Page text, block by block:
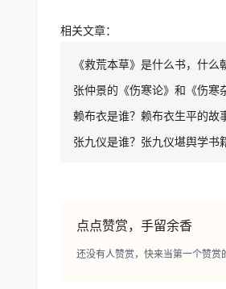
相关文章：
《救荒本草》是什么书，什么
张仲景的《伤寒论》和《伤寒
赖布衣是谁？赖布衣生平的故
张九仪是谁？张九仪堪舆学书
点点赞赏，手留余香
还没有人赞赏，快来当第一个赞赏